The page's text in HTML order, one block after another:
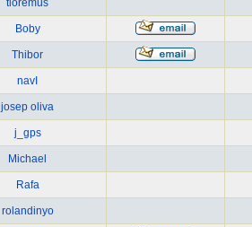
tioremus
Boby
Thibor
navI
josep oliva
j_gps
Michael
Rafa
rolandinyo